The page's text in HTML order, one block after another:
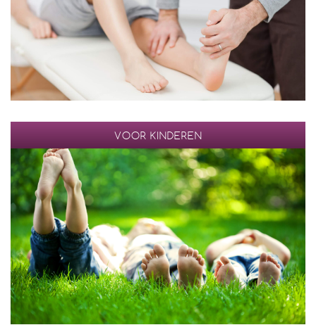
VOOR KINDEREN